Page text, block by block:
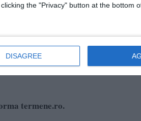
the "Privacy" button at the bottom
DISAGREE
un profit de 389.603 lei la un
termene.ro.